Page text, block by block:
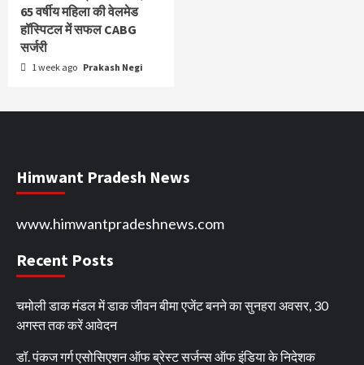
65 वर्षीय महिला की वेलमेड
हॉस्पिटल में सफल CABG
सर्जरी
1 week ago Prakash Negi
Himwant Pradesh News
www.himwantpradeshnews.com
Recent Posts
चमोली डाक मंडल में डाक जीवन बीमा एजेंट बनने का सुनहरा अवसर, 30
अगस्त तक करें आवेदन
डॉ. पंकज गर्ग एसोसिएशन ऑफ ब्रेस्ट सर्जन्स ऑफ इंडिया के निदेशक